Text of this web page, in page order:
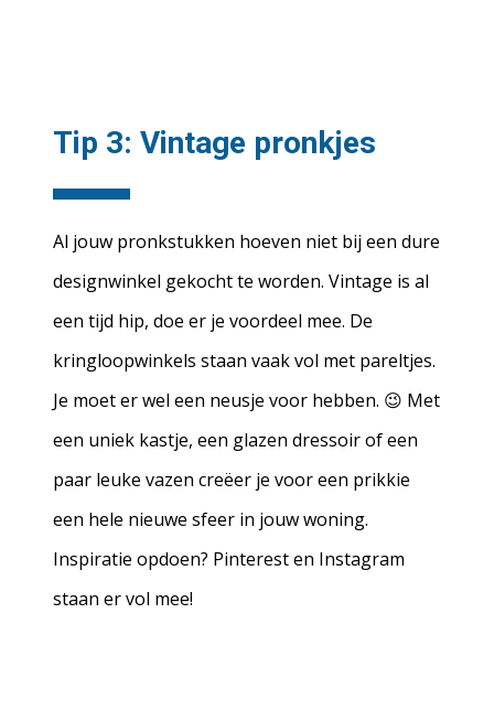
Tip 3: Vintage pronkjes
Al jouw pronkstukken hoeven niet bij een dure
designwinkel gekocht te worden. Vintage is al
een tijd hip, doe er je voordeel mee. De
kringloopwinkels staan vaak vol met pareltjes.
Je moet er wel een neusje voor hebben. 😉 Met
een uniek kastje, een glazen dressoir of een
paar leuke vazen creëer je voor een prikkie
een hele nieuwe sfeer in jouw woning.
Inspiratie opdoen? Pinterest en Instagram
staan er vol mee!